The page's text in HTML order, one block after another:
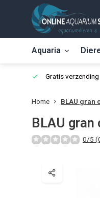
Aquaria
Gratis
Home BLAU gran
BLAU
0/5